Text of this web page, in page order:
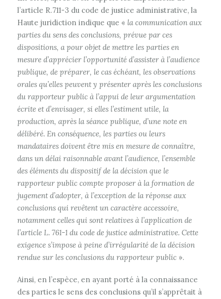
l’article R.711-3 du code de justice administrative, la
Haute juridiction indique que « la communication aux
parties du sens des conclusions, prévue par ces
dispositions, a pour objet de mettre les parties en
mesure d’apprécier l’opportunité d’assister à l’audience
publique, de préparer, le cas échéant, les observations
orales qu’elles peuvent y présenter après les conclusions
du rapporteur public à l’appui de leur argumentation
écrite et d’envisager, si elles l’estiment utile, la
production, après la séance publique, d’une note en
délibéré. En conséquence, les parties ou leurs
mandataires doivent être mis en mesure de connaître,
dans un délai raisonnable avant l’audience, l’ensemble
des éléments du dispositif de la décision que le
rapporteur public compte proposer à la formation de
jugement d’adopter, à l’exception de la réponse aux
conclusions qui revêtent un caractère accessoire,
notamment celles qui sont relatives à l’application de
l’article L. 761-1 du code de justice administrative. Cette
exigence s’impose à peine d’irrégularité de la décision
rendue sur les conclusions du rapporteur public ».
Ainsi, en l’espèce, en ayant porté à la connaissance
des parties le sens des conclusions qu’il s’apprêtait à